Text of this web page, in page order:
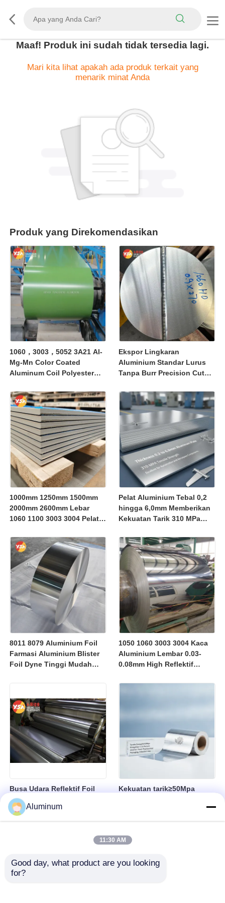
Maaf! Produk ini sudah tidak tersedia lagi.
Mari kita lihat apakah ada produk terkait yang
menarik minat Anda
Produk yang Direkomendasikan
1060，3003，5052 3A21 Al-
Mg-Mn Color Coated
Aluminum Coil Polyester
Weather Resistant Anti
Fade 25 Year Warranty For
Building Fascia Pipe
Wrapping
Ekspor Lingkaran
Aluminium Standar Lurus
Tanpa Burr Precision Cut
Shipping International
Supply Untuk Multiple
Industrial Processing
1000mm 1250mm 1500mm
2000mm 2600mm Lebar
1060 1100 3003 3004 Pelat
Kustom Tepi Potong Anti
Karat Pengiriman Kontainer
Curah
Pelat Aluminium Tebal 0,2
hingga 6,0mm Memberikan
Kekuatan Tarik 310 MPa
Komponen Otomotif dan
Dirgantara
8011 8079 Aluminium Foil
Farmasi Aluminium Blister
Foil Dyne Tinggi Mudah
Kemasan Medis Foil
Penghalang
1050 1060 3003 3004 Kaca
Aluminium Lembar 0.03-
0.08mm High Reflektif
Ringan 70% Massa
Busa Udara Reflektif Foil
Ganda Busa Laminated Foil
Aluminium Penghalang Uap
Isolasi Termal Diperkuat
Kekuatan tarik≥50Mpa
Featuring Elongation 5-15
Persen Ideal untuk Food
dan Penggunaan Industri
Aluminum
11:30 AM
Good day, what product are you looking
for?